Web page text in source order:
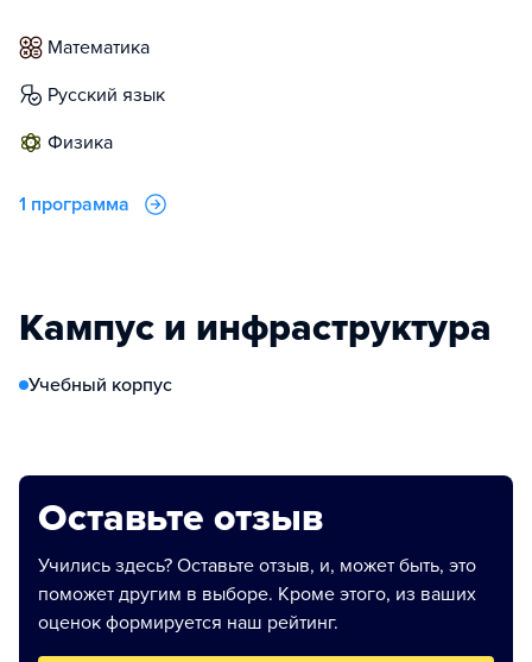
математика
русский язык
физика
1 программа
Кампус и инфраструктура
Учебный корпус
Оставьте отзыв
Учились здесь? Оставьте отзыв, и, может быть, это
поможет другим в выборе. Кроме этого, из ваших
оценок формируется наш рейтинг.